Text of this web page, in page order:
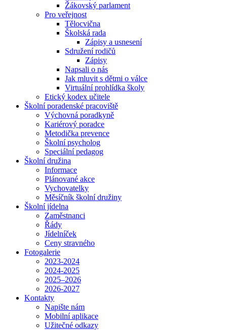
Žákovský parlament
Pro veřejnost
Tělocvična
Školská rada
Zápisy a usnesení
Sdružení rodičů
Zápisy
Napsali o nás
Jak mluvit s dětmi o válce
Virtuální prohlídka školy
Etický kodex učitele
Školní poradenské pracoviště
Výchovná poradkyně
Kariérový poradce
Metodička prevence
Školní psycholog
Speciální pedagog
Školní družina
Informace
Plánované akce
Vychovatelky
Měsíčník školní družiny
Školní jídelna
Zaměstnanci
Řády
Jídelníček
Ceny stravného
Fotogalerie
2023-2024
2024-2025
2025–2026
2026-2027
Kontakty
Napište nám
Mobilní aplikace
Užitečné odkazy